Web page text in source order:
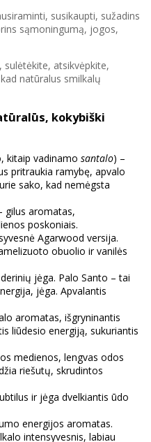
susikaupti, sužadins
sąmoningumą, jogos,
sulėtėkite, atsikvėpkite,
natūralus smilkalų
kokybiški
kitaip vadinamo santalo) –
pritraukia ramybę, apvalo
sako, kad nemėgsta
gilus aromatas,
poskoniais.
Agarwood versija.
obuolio ir vanilės
jėga. Palo Santo – tai
jėga. Apvalantis
aromatas, išgryninantis
liūdesio energiją, sukuriantis
medienos, lengvas odos
riešutų, skrudintos
ir jėga dvelkiantis ūdo
energijos aromatas.
intensyvesnis, labiau